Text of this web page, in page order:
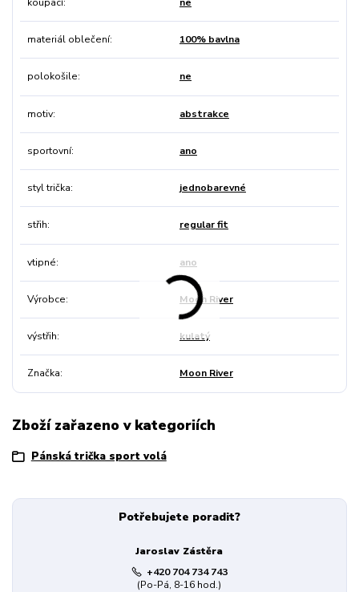
materiál oblečení 100% bavlna
polokošile ne
motiv abstrakce
sportovní ano
styl trička jednobarevné
střih regular fit
vtipné ano
Výrobce Moon River
výstřih kulatý
Značka Moon River
Zboží zařazeno v kategoriích
Pánská trička sport volá
Potřebujete poradit?
Jaroslav Zástěra
+420 704 734 743
(Po-Pá, 8-16 hod.)